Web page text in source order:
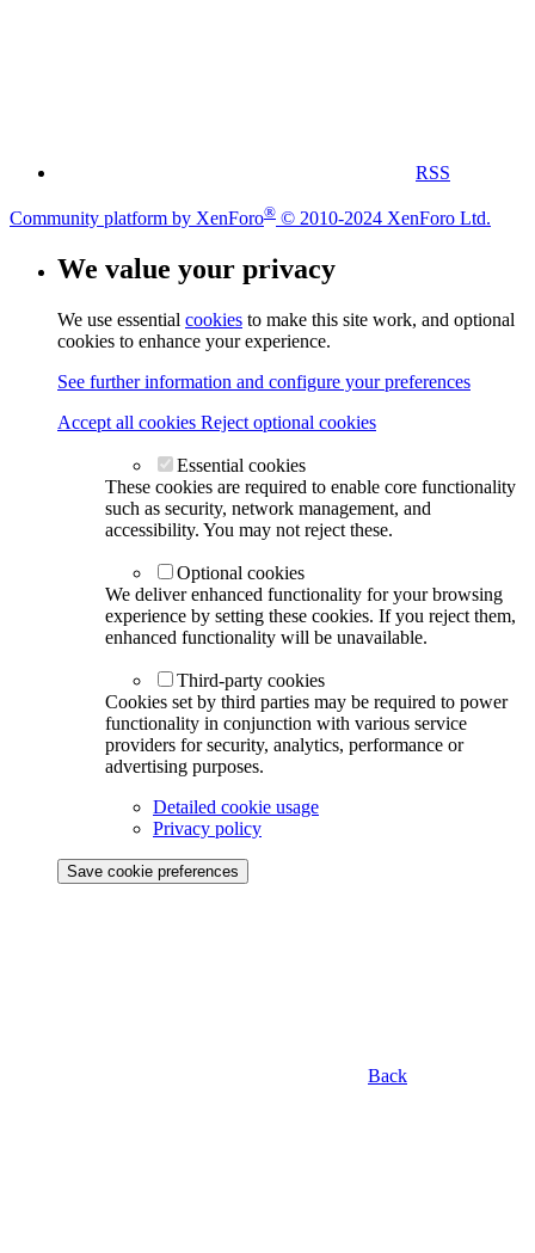
RSS
Community platform by XenForo® © 2010-2024 XenForo Ltd.
We value your privacy
We use essential cookies to make this site work, and optional
cookies to enhance your experience.
See further information and configure your preferences
Accept all cookies Reject optional cookies
Essential cookies
These cookies are required to enable core functionality
such as security, network management, and
accessibility. You may not reject these.
Optional cookies
We deliver enhanced functionality for your browsing
experience by setting these cookies. If you reject them,
enhanced functionality will be unavailable.
Third-party cookies
Cookies set by third parties may be required to power
functionality in conjunction with various service
providers for security, analytics, performance or
advertising purposes.
Detailed cookie usage
Privacy policy
Save cookie preferences
Back